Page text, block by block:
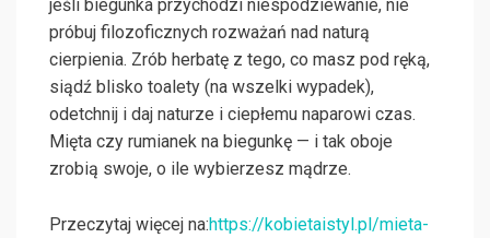
jeśli biegunka przychodzi niespodziewanie, nie
próbuj filozoficznych rozważań nad naturą
cierpienia. Zrób herbatę z tego, co masz pod ręką,
siądź blisko toalety (na wszelki wypadek),
odetchnij i daj naturze i ciepłemu naparowi czas.
Mięta czy rumianek na biegunkę — i tak oboje
zrobią swoje, o ile wybierzesz mądrze.
Przeczytaj więcej na:https://kobietaistyl.pl/mieta-